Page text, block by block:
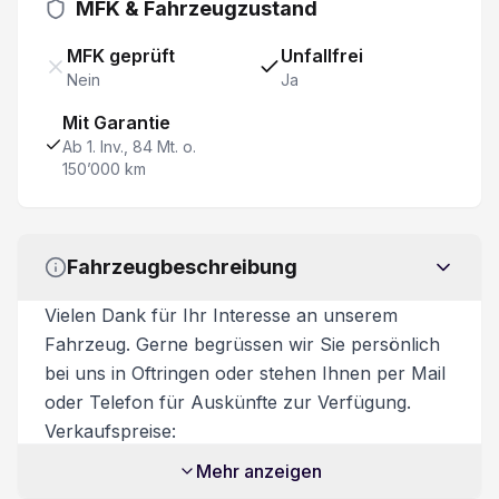
Elektr. Lendenwirbelstütze Fahrersitz
Fernlichtassistent
Reifen-Reparatur Set
Spurverlassenswarnung
Heckspoiler
Garantie 7 Jahre/ 150'000 km
MFK & Fahrzeugzustand
MFK geprüft
Nein
Unfallfrei
Ja
Mit Garantie
Ab 1. Inv., 84 Mt. o.
150’000 km
Fahrzeugbeschreibung
Vielen Dank für Ihr Interesse an unserem
Fahrzeug. Gerne begrüssen wir Sie persönlich
bei uns in Oftringen oder stehen Ihnen per Mail
oder Telefon für Auskünfte zur Verfügung.
Verkaufspreise:
Unsere Verkaufspreise sind inkl. 8.1%
Mehr anzeigen